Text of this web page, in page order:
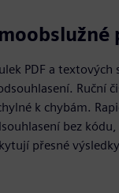
PDF a textových
Ruční
k chybám.
bez
přesné